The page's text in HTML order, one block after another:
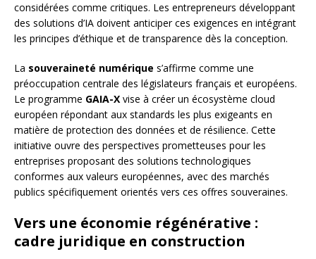
considérées comme critiques. Les entrepreneurs développant
des solutions d’IA doivent anticiper ces exigences en intégrant
les principes d’éthique et de transparence dès la conception.
La souveraineté numérique s’affirme comme une
préoccupation centrale des législateurs français et européens.
Le programme GAIA-X vise à créer un écosystème cloud
européen répondant aux standards les plus exigeants en
matière de protection des données et de résilience. Cette
initiative ouvre des perspectives prometteuses pour les
entreprises proposant des solutions technologiques
conformes aux valeurs européennes, avec des marchés
publics spécifiquement orientés vers ces offres souveraines.
Vers une économie régénérative :
cadre juridique en construction